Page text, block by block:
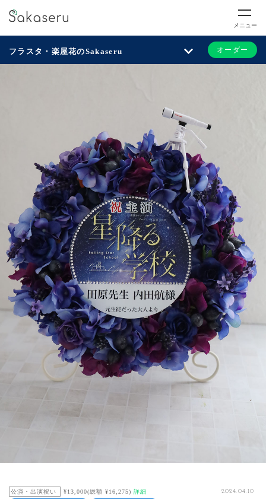
メニュー
フラスタ・楽屋花のSakaseru オーダー
公演・出演祝い ¥13,000(総額 ¥16,275) 詳細 2024.04.10